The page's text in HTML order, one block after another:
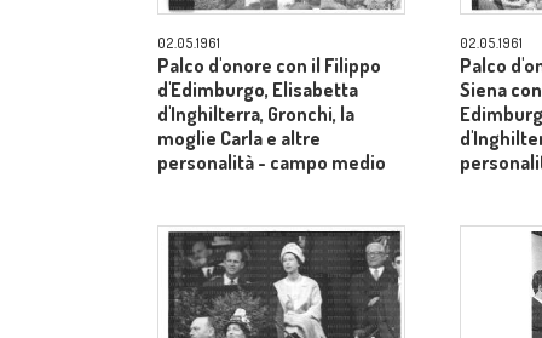
02.05.1961
Palco d'onore con il Filippo
d'Edimburgo, Elisabetta
d'Inghilterra, Gronchi, la
moglie Carla e altre
personalità - campo medio
02.05.1961
Palco
Siena